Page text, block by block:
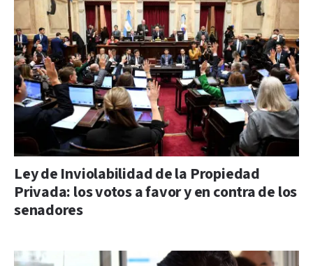
Ley de Inviolabilidad de la Propiedad
Privada: los votos a favor y en contra de los
senadores